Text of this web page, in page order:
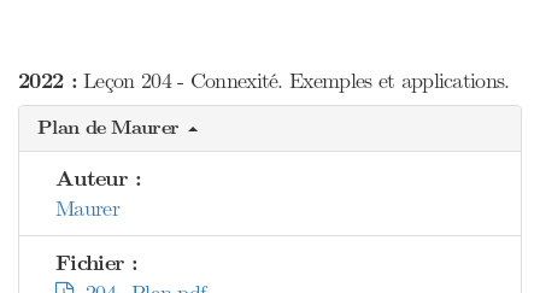
2022 :Leçon 204 - Connexité. Exemples et applications.
Plan de Maurer
Auteur :
Maurer
Fichier :